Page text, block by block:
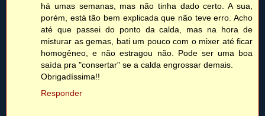
há umas semanas, mas não tinha dado certo. A sua,
porém, está tão bem explicada que não teve erro. Acho
até que passei do ponto da calda, mas na hora de
misturar as gemas, bati um pouco com o mixer até ficar
homogêneo, e não estragou não. Pode ser uma boa
saída pra "consertar" se a calda engrossar demais.
Obrigadíssima!!
Responder